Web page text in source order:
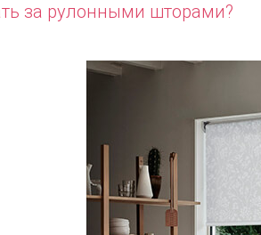
за рулонными шторами?